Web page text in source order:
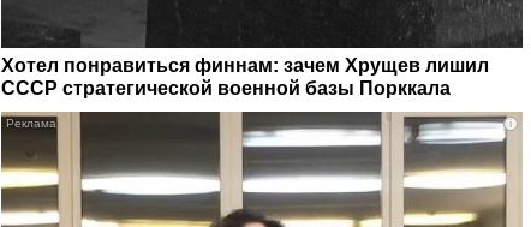
Хотел понравиться финнам: зачем Хрущев лишил
СССР стратегической военной базы Порккала
i